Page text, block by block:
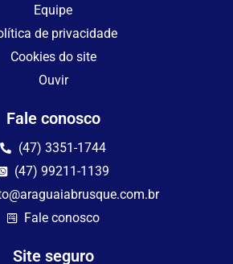
Equipe
de privacidade
Cookies do site
Ouvir
Fale conosco
(47) 3351-1744
(47) 99211-1139
Fale conosco
Site seguro